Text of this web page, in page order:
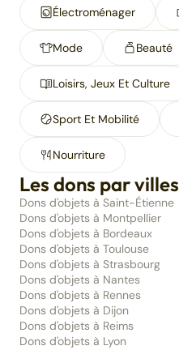
Électroménager
Mode Beauté
Loisirs, Jeux Et Culture
Sport Et Mobilité
Nourriture
Les dons par villes
Dons d'objets à Saint-Étienne
Dons d'objets à Montpellier
Dons d'objets à Bordeaux
Dons d'objets à Toulouse
Dons d'objets à Strasbourg
Dons d'objets à Nantes
Dons d'objets à Rennes
Dons d'objets à Dijon
Dons d'objets à Reims
Dons d'objets à Lyon